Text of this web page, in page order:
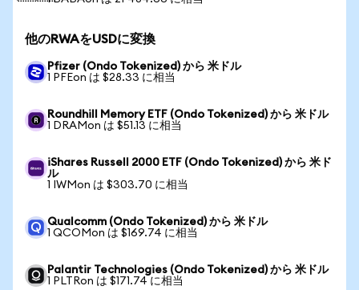
他のRWAをUSDに変換
Pfizer (Ondo Tokenized) から 米ドル
1 PFEon は $28.33 に相当
Roundhill Memory ETF (Ondo Tokenized) から 米ドル
1 DRAMon は $51.13 に相当
iShares Russell 2000 ETF (Ondo Tokenized) から 米ド
ル
1 IWMon は $303.70 に相当
Qualcomm (Ondo Tokenized) から 米ドル
1 QCOMon は $169.74 に相当
Palantir Technologies (Ondo Tokenized) から 米ドル
1 PLTRon は $171.74 に相当